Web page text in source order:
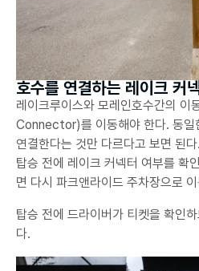
호수를 연결하는 레이크 커
레이크루이스와 모레인호수간의 이
Connector)를 이동해야 한다. 동일
연결한다는 것만 다르다고 보면 된
탑승 전에 레이크 커넥터 여부를 확
면 다시 파크앤라이드 주차장으로
탑승 전에 드라이버가 티켓을 확인
다.